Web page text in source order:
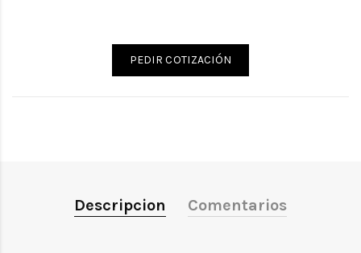
PEDIR COTIZACIÓN
Descripcion Comentarios